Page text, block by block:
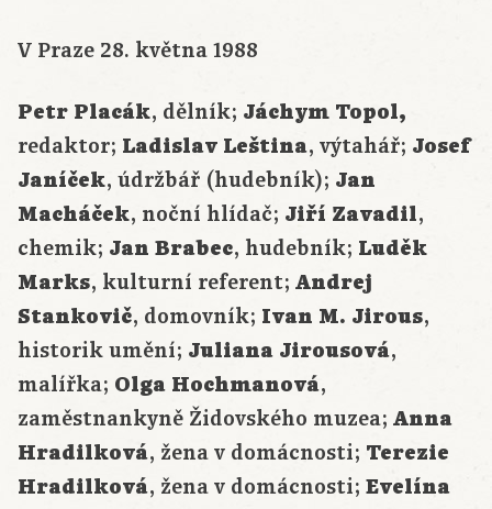
V Praze 28. května 1988
Petr Placák, dělník; Jáchym Topol,
redaktor; Ladislav Leština, výtahář; Josef
Janíček, údržbář (hudebník); Jan
Macháček, noční hlídač; Jiří Zavadil,
chemik; Jan Brabec, hudebník; Luděk
Marks, kulturní referent; Andrej
Stankovič, domovník; Ivan M. Jirous,
historik umění; Juliana Jirousová,
malířka; Olga Hochmanová,
zaměstnankyně Židovského muzea; Anna
Hradilková, žena v domácnosti; Terezie
Hradilková, žena v domácnosti; Evelína